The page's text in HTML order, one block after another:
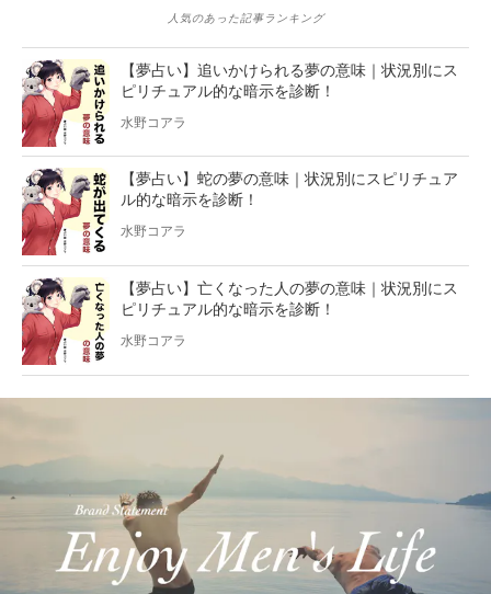
人気のあった記事ランキング
【夢占い】追いかけられる夢の意味｜状況別にス
ピリチュアル的な暗示を診断！
水野コアラ
【夢占い】蛇の夢の意味｜状況別にスピリチュア
ル的な暗示を診断！
水野コアラ
【夢占い】亡くなった人の夢の意味｜状況別にス
ピリチュアル的な暗示を診断！
水野コアラ